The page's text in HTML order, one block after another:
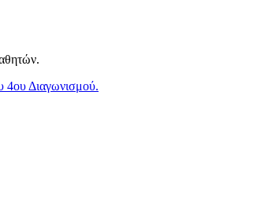
4ου Διαγωνισμού.